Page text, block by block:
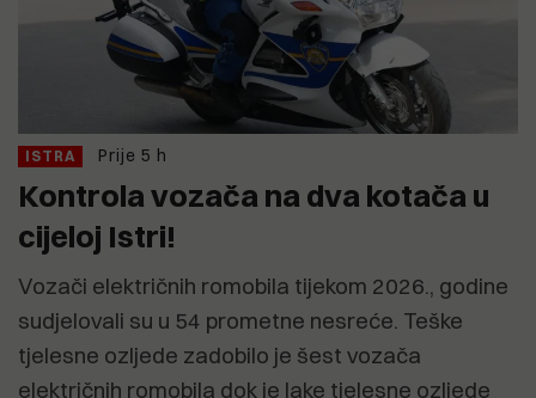
ISTRA Prije 5 h
Kontrola vozača na dva kotača u
cijeloj Istri!
Vozači električnih romobila tijekom 2026., godine
sudjelovali su u 54 prometne nesreće. Teške
tjelesne ozljede zadobilo je šest vozača
električnih romobila dok je lake tjelesne ozljede